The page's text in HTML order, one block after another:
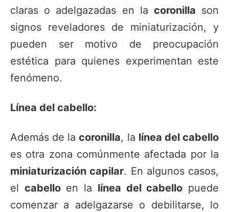
claras o adelgazadas en la coronilla son
signos reveladores de miniaturización, y
pueden ser motivo de preocupación
estética para quienes experimentan este
fenómeno.
Línea del cabello:
Además de lacoronilla, la línea del cabello
es otra zona comúnmente afectada por la
miniaturización capilar. En algunos casos,
el cabelloen la línea del cabello puede
comenzar a adelgazarse o debilitarse, lo